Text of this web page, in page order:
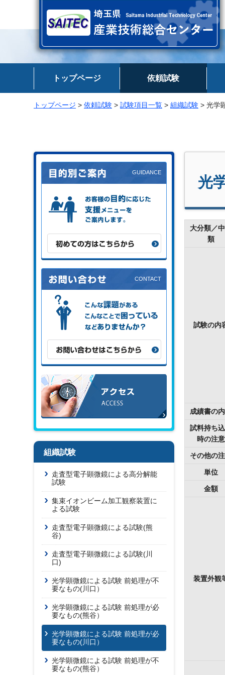
トップページ 依頼試験
トップページ > 依頼試験 > 試験項目一覧 > 組織試験 > 光学
お客様の目的に応じた支援メニュー
をご案内します。
初めての方はこちらから
こんな課題がある、こんなことで困
っている、などありませんか？
お問い合わせはこちらから
アクセス
組織試験
走査型電子顕微鏡による高分解能
試験
集束イオンビーム加工観察装置に
よる試験
走査型電子顕微鏡による試験(熊
谷)
走査型電子顕微鏡による試験(川
口)
光学顕微鏡による試験 前処理が不
要なもの(川口）
光学顕微鏡による試験 前処理が必
要なもの(熊谷）
光学顕微鏡による試験 前処理が必
要なもの(川口）
光学顕微鏡による試験 前処理が不
要なもの(熊谷）
光
大分類／
類
試験の内
成績書の
試料持ち
時の注意
その他の
単位
金額
装置外観